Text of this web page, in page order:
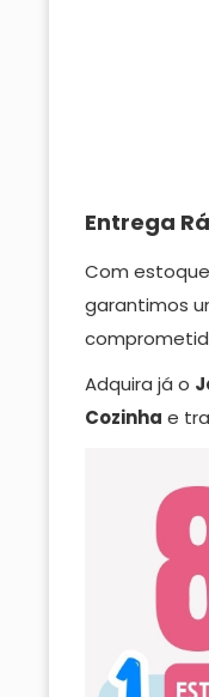
Entrega
Com
garantimos
Adquira já o
Cozinha e